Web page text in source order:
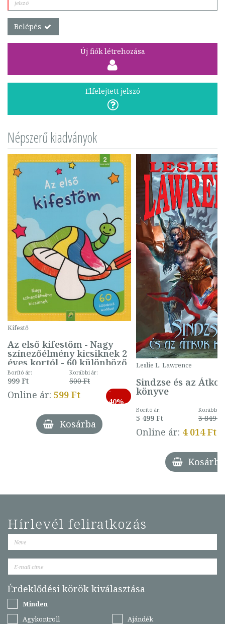
Belépés
Új fiók létrehozása
Elfelejtett jelszó
Népszerű kiadványok
Kifestő
Az első kifestőm - Nagy
színezőélmény kicsiknek 2
éves kortól - 60 különböző
mintával (gombás)
Borító ár:
999 Ft
Korábbi ár:
500 Ft
Online ár: 599 Ft
-
40%
Kosárba
Leslie L. Lawrence
Sindzse és az Átkok
könyve
Borító ár:
5 499 Ft
Korábbi
3 849 Ft
Online ár: 4 014 Ft
Kosárba
Hírlevél feliratkozás
Érdeklődési körök kiválasztása
Minden
Agykontroll
Ajándék